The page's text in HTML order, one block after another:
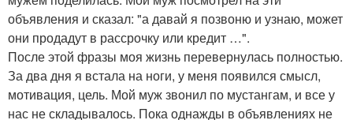
объявления и сказал: "а давай я позвоню и узнаю, может
они продадут в рассрочку или кредит …".
После этой фразы моя жизнь перевернулась полностью.
За два дня я встала на ноги, у меня появился смысл,
мотивация, цель. Мой муж звонил по мустангам, и все у
нас не складывалось. Пока однажды в объявлениях не